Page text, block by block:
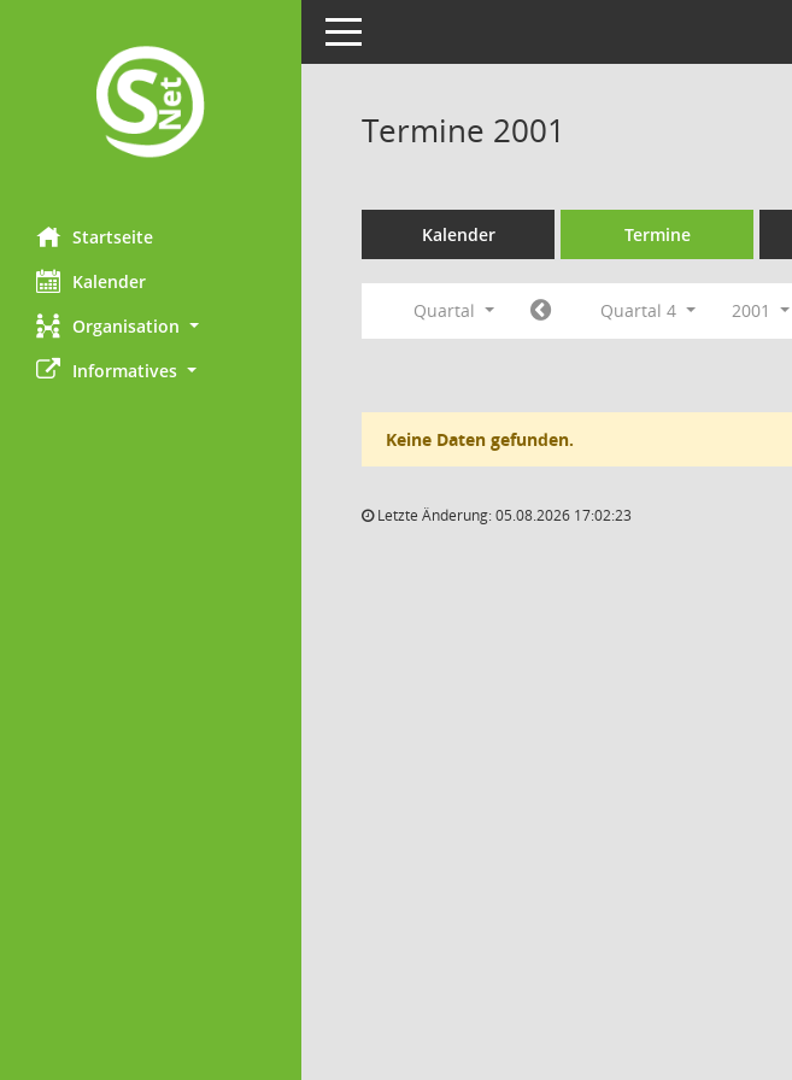
Startseite
Kalender
Organisation
Informatives
Toggle navigation
Termine 2001
Kalender Termine
Quartal Quartal 4 2001
Keine Daten gefunden.
Letzte Änderung: 05.08.2026 17:02:23